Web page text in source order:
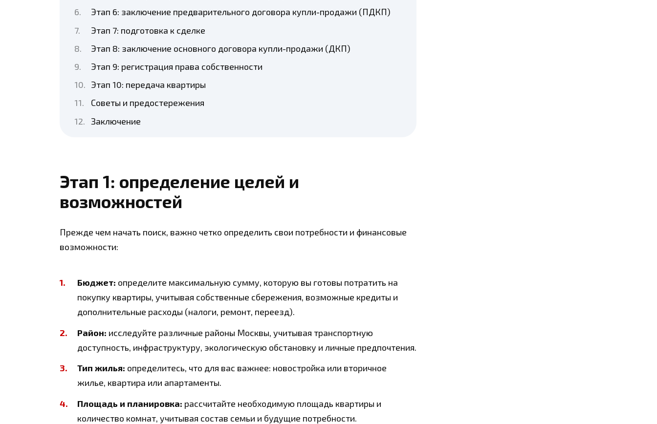
Этап 6: заключение предварительного договора купли-продажи (ПДКП)
Этап 7: подготовка к сделке
Этап 8: заключение основного договора купли-продажи (ДКП)
Этап 9: регистрация права собственности
Этап 10: передача квартиры
Советы и предостережения
Заключение
Этап 1: определение целей и
возможностей
Прежде чем начать поиск, важно четко определить свои потребности и финансовые
возможности:
Бюджет: определите максимальную сумму, которую вы готовы потратить на
покупку квартиры, учитывая собственные сбережения, возможные кредиты и
дополнительные расходы (налоги, ремонт, переезд).
Район: исследуйте различные районы Москвы, учитывая транспортную
доступность, инфраструктуру, экологическую обстановку и личные предпочтения.
Тип жилья: определитесь, что для вас важнее: новостройка или вторичное
жилье, квартира или апартаменты.
Площадь и планировка: рассчитайте необходимую площадь квартиры и
количество комнат, учитывая состав семьи и будущие потребности.